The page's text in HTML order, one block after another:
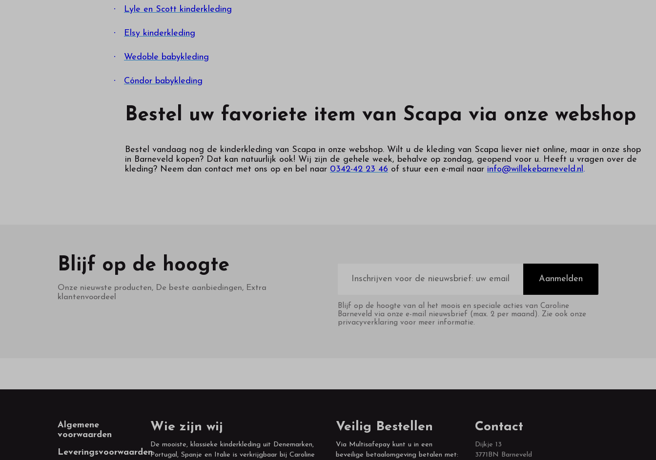
· Lyle en Scott kinderkleding
· Elsy kinderkleding
· Wedoble babykleding
· Cóndor babykleding
Bestel uw favoriete item van Scapa via onze webshop
Bestel vandaag nog de kinderkleding van Scapa in onze webshop. Wilt u de kleding van Scapa liever niet online, maar in onze shop
in Barneveld kopen? Dat kan natuurlijk ook! Wij zijn de gehele week, behalve op zondag, geopend voor u. Heeft u vragen over de
kleding? Neem dan contact met ons op en bel naar 0342-42 23 46 of stuur een e-mail naar info@willekebarneveld.nl.
Blijf op de hoogte
Onze nieuwste producten, De beste aanbiedingen, Extra
klantenvoordeel
mailadres
Aanmelden
Blijf op de hoogte van al het moois en speciale acties van Caroline
Barneveld via onze e-mail nieuwsbrief (max. 2 per maand). Zie ook onze
privacyverklaring voor meer informatie.
Footer
Algemene
voorwaarden
Leveringsvoorwaarden
Wie zijn wij
De mooiste, klassieke kinderkleding uit Denemarken,
Portugal, Spanje en Italie is verkrijgbaar bij Caroline
Veilig Bestellen
Via Multisafepay kunt u in een
beveilige betaalomgeving betalen met:
Contact
Dijkje 13
3771BN Barneveld